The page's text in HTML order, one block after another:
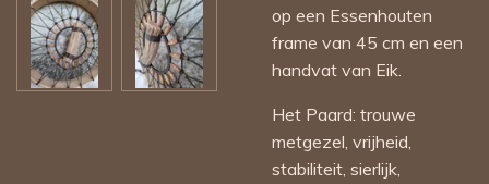
op een Essenhouten
frame van 45 cm en een
handvat van Eik.
Het Paard: trouwe
metgezel, vrijheid,
stabiliteit, sierlijk,